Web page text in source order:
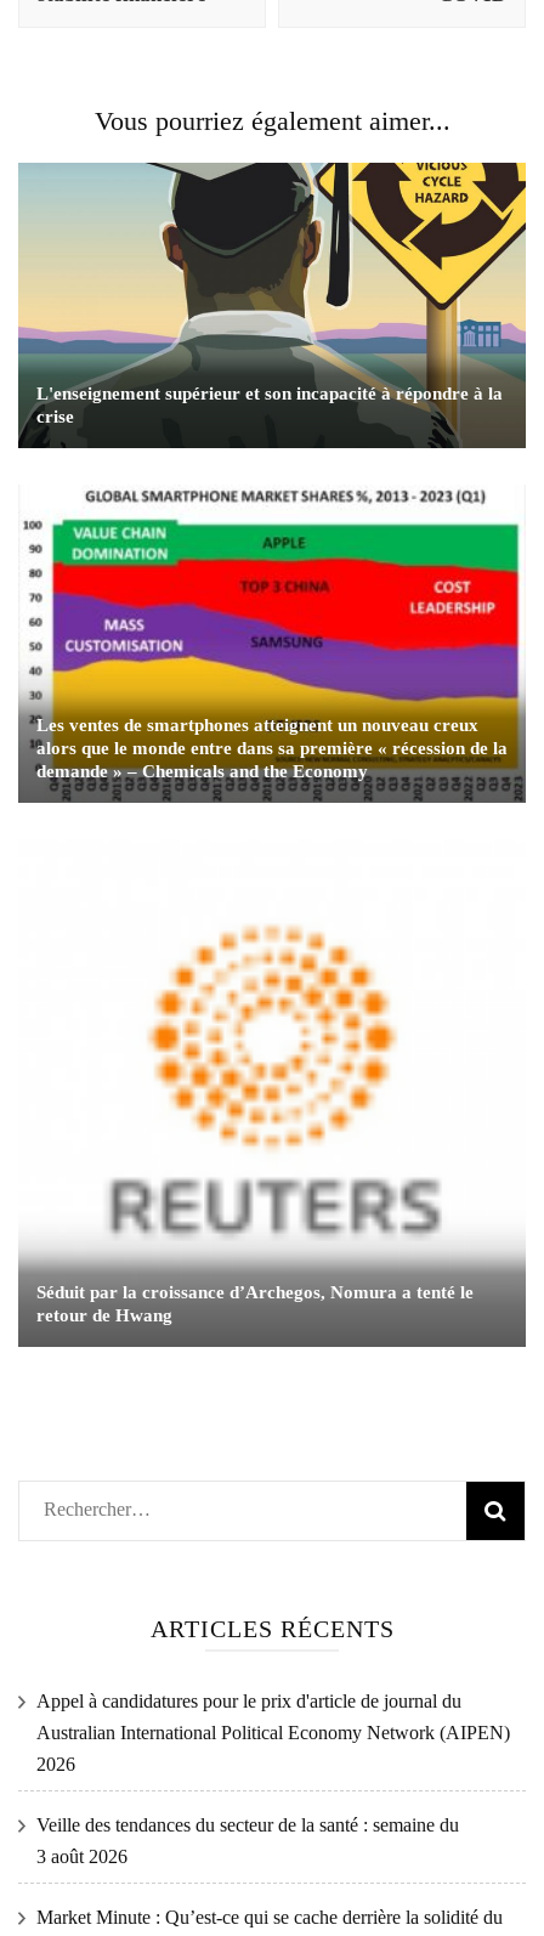
Vous pourriez également aimer...
L'enseignement supérieur et son incapacité à répondre à la
crise
Les ventes de smartphones atteignent un nouveau creux
alors que le monde entre dans sa première « récession de la
demande » – Chemicals and the Economy
Séduit par la croissance d’Archegos, Nomura a tenté le
retour de Hwang
Rechercher :
ARTICLES RÉCENTS
Appel à candidatures pour le prix d'article de journal du
Australian International Political Economy Network (AIPEN)
2026
Veille des tendances du secteur de la santé : semaine du
3 août 2026
Market Minute : Qu’est-ce qui se cache derrière la solidité du